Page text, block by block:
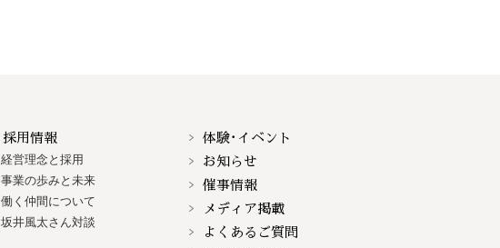
採用情報
経営理念と採用
事業の歩みと未来
働く仲間について
坂井風太さん対談
体験･イベント
お知らせ
催事情報
メディア掲載
よくあるご質問